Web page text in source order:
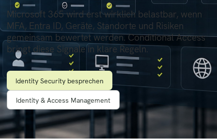
Microsoft 365 wird erst wirklich belastbar, wenn
MFA, Entra ID, Geräte, Standorte und Risiken
gemeinsam bewertet werden. Conditional Access
bringt diese Signale in klare Regeln.
Identity Security besprechen
Identity & Access Management